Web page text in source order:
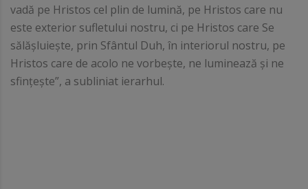
vadă pe Hristos cel plin de lumină, pe Hristos care nu
este exterior sufletului nostru, ci pe Hristos care Se
sălășluiește, prin Sfântul Duh, în interiorul nostru, pe
Hristos care de acolo ne vorbește, ne luminează și ne
sfințește”, a subliniat ierarhul.